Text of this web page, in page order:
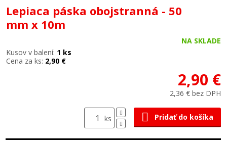
Lepiaca páska obojstranná - 50
mm x 10m
NA SKLADE
Kusov v balení: 1 ks
Cena za ks: 2,90 €
2,90 €
2,36 € bez DPH
ks Pridať do košíka